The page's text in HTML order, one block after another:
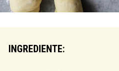
INGREDIENTE: